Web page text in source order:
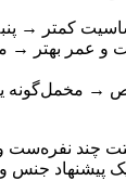
کمتر →
بهتر →
مخمل‌گونه یا
چند نفره‌ست
یک پیشنهاد